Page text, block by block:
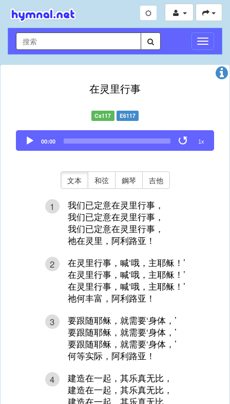
切
換
導
在灵里行事
Cs117 E6117
Audio
Player
00:00 1x
文本 和弦 鋼琴 吉他
1
我们已定意在灵里行事，
我们已定意在灵里行事，
我们已定意在灵里行事，
祂在灵里，阿利路亚！
2
在灵里行事，喊‘哦，主耶稣！’
在灵里行事，喊‘哦，主耶稣！’
在灵里行事，喊‘哦，主耶稣！’
祂何丰富，阿利路亚！
3
要跟随耶稣，就需要‘身体，’
要跟随耶稣，就需要‘身体，’
要跟随耶稣，就需要‘身体，’
何等实际，阿利路亚！
4
建造在一起，其乐真无比，
建造在一起，其乐真无比，
建造在一起，其乐真无比，